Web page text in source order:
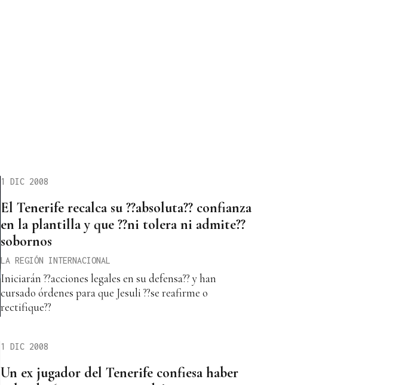
1 DIC 2008
El Tenerife recalca su ??absoluta?? confianza
en la plantilla y que ??ni tolera ni admite??
sobornos
LA REGIÓN INTERNACIONAL
Iniciarán ??acciones legales en su defensa?? y han
cursado órdenes para que Jesuli ??se reafirme o
rectifique??
1 DIC 2008
Un ex jugador del Tenerife confiesa haber